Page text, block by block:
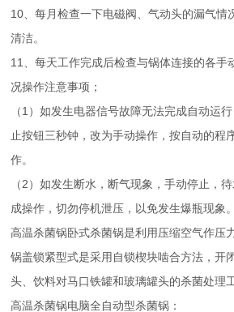
10、每月检查一下电磁阀、气动头的漏气情
清洁。
11、每天工作完成后检查与锅体连接的各手
况操作注意事项；
（1）如发生电器信号故障无法完成自动运
止按钮三秒钟，改为手动操作，按自动的程
作。
（2）如发生断水，断气现象，手动停止，
成操作，切勿停机泄压，以免发生爆瓶现象
高温杀菌锅卧式杀菌锅是利用压缩空气作压
锅盖锁紧型式是采用自锁楔块啮合方法，开
头、饮料对马口铁罐和玻璃罐头的杀菌处理
高温杀菌锅电脑全自动型杀菌锅：